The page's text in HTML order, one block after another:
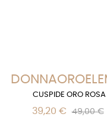
CUSPIDE ORO ROSA
39,20 € 49,00 €